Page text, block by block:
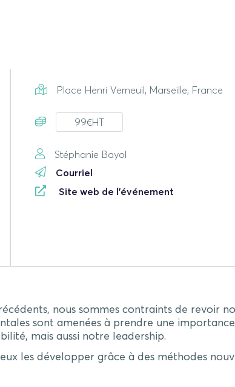
Place Henri Verneuil, Marseille, France
99€HT
Stéphanie Bayol
Courriel
Site web de l'événement
nous sommes contraints de revoir
sont amenées à prendre une
mais aussi notre leadership.
les développer grâce à des méthodes